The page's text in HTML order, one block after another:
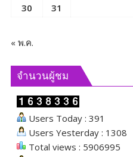
30
31
« พ.ค.
จำนวนผู้ชม
Users Today : 391
Users Yesterday : 1308
Total views : 5906995